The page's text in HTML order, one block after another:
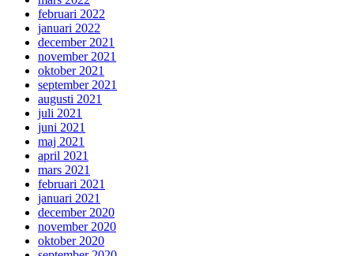
februari 2022
januari 2022
december 2021
november 2021
oktober 2021
september 2021
augusti 2021
juli 2021
juni 2021
maj 2021
april 2021
mars 2021
februari 2021
januari 2021
december 2020
november 2020
oktober 2020